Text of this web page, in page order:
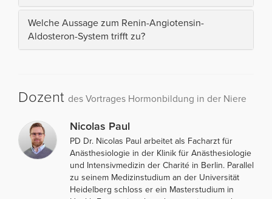
Welche Aussage zum Renin-Angiotensin-
Aldosteron-System trifft zu?
Dozent des Vortrages Hormonbildung in der Niere
Nicolas Paul
PD Dr. Nicolas Paul arbeitet als Facharzt für
Anästhesiologie in der Klinik für Anästhesiologie
und Intensivmedizin der Charité in Berlin. Parallel
zu seinem Medizinstudium an der Universität
Heidelberg schloss er ein Masterstudium in